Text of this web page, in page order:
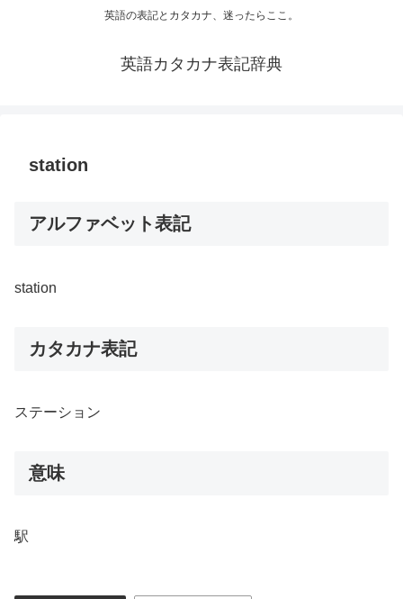
英語の表記とカタカナ、迷ったらここ。
英語カタカナ表記辞典
station
アルファベット表記
station
カタカナ表記
ステーション
意味
駅